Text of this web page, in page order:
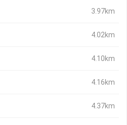
3.97km
4.02km
4.10km
4.16km
4.37km